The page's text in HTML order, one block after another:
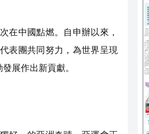
在中國點燃。自申辦以來，
表團共同努力，為世界呈現
展作出新貢獻。